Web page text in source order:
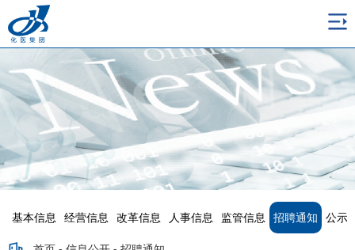
基本信息 经营信息 改革信息 人事信息 监管信息 招聘通知 公示